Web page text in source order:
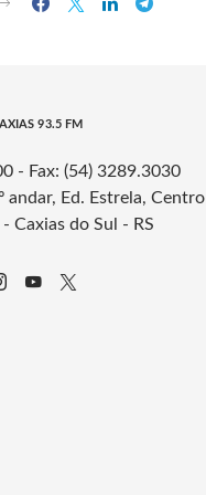
93.5 FM
- Fax: (54) 3289.3030
andar, Ed. Estrela, Centro
Caxias do Sul - RS